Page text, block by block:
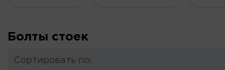
Болты стоек
Сортировать по: